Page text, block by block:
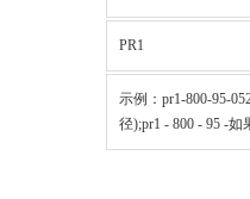
PR1
示例：pr1-800-95-
径);pr1 - 800 - 95 -如